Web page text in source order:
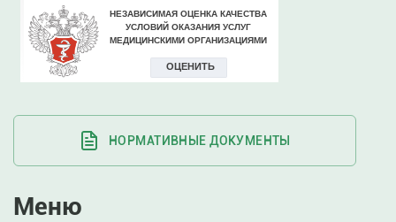
НОРМАТИВНЫЕ ДОКУМЕНТЫ
Меню